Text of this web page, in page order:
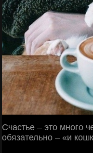
Счастье – это много
обязательно – «и